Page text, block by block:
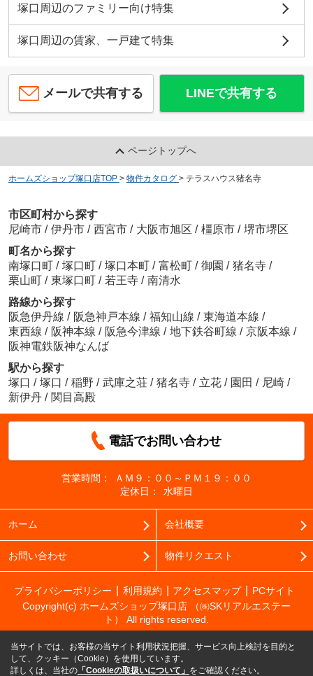
塚口周辺のファミリー向け特集
塚口周辺の賃家、一戸建て特集
メールで共有する LINEで共有する
ページトップへ
ホームズショップ塚口店TOP > 物件カタログ > テラスハウス猪名寺
市区町村から探す
尼崎市 / 伊丹市 / 西宮市 / 大阪市旭区 / 橿原市 / 堺市堺区
町名から探す
南塚口町 / 塚口町 / 塚口本町 / 富松町 / 御園 / 猪名寺 /
栗山町 / 東塚口町 / 若王寺 / 南清水
路線から探す
阪急伊丹線 / 阪急神戸本線 / 福知山線 / 東海道本線 /
東西線 / 阪神本線 / 阪急今津線 / 地下鉄谷町線 / 京阪本線 /
阪神電鉄阪神なんば
駅から探す
塚口 / 塚口 / 稲野 / 武庫之荘 / 猪名寺 / 立花 / 園田 / 尼崎 /
新伊丹 / 関目高殿
電話でお問い合わせ
営業時間：
ＡＭ９：００～ＰＭ１９：００
定休日：
水曜日
ホーム 会社概要
お問い合わせ 物件リクエスト
プライバシーポリシー 利用規約 アクセスマップ
PCサイト
Copyright(c) ホームズショップ塚口店 （㈱SKリアルエステー
ト） All rights reserved.
当サイトでは、お客様の当サイト利用状況把握、サービス向上検討を目的と
して、クッキー（Cookie）を使用しています。
詳しくは、当社の 「Cookieの取扱いについて」 をご確認ください。